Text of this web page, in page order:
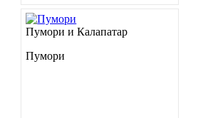
Пумори и Калапатар
Пумори